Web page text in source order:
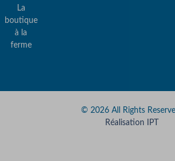
La
boutique
à la
ferme
© 2026 All Rights
Réalisation IPT